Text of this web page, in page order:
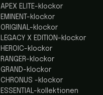
APEX ELITE-klockor
EMINENT-klockor
ORIGINAL-klockor
LEGACY X EDITION-klockor
HEROIC-klockor
RANGER-klockor
GRAND-klockor
CHRONUS -klockor
ESSENTIAL-kollektionen